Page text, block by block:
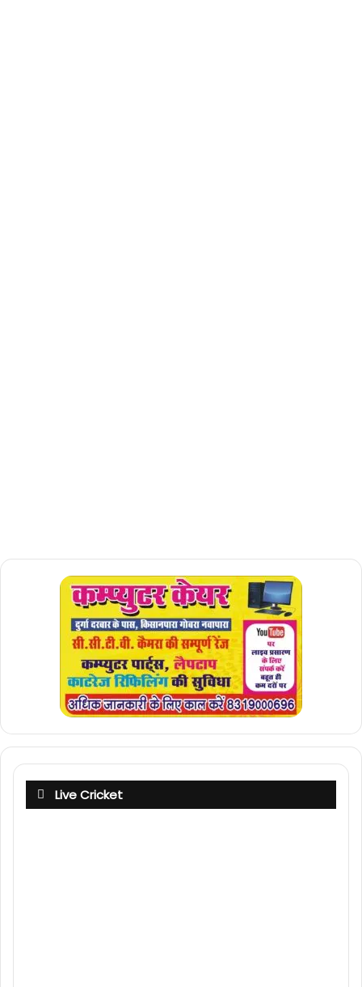
Live Cricket